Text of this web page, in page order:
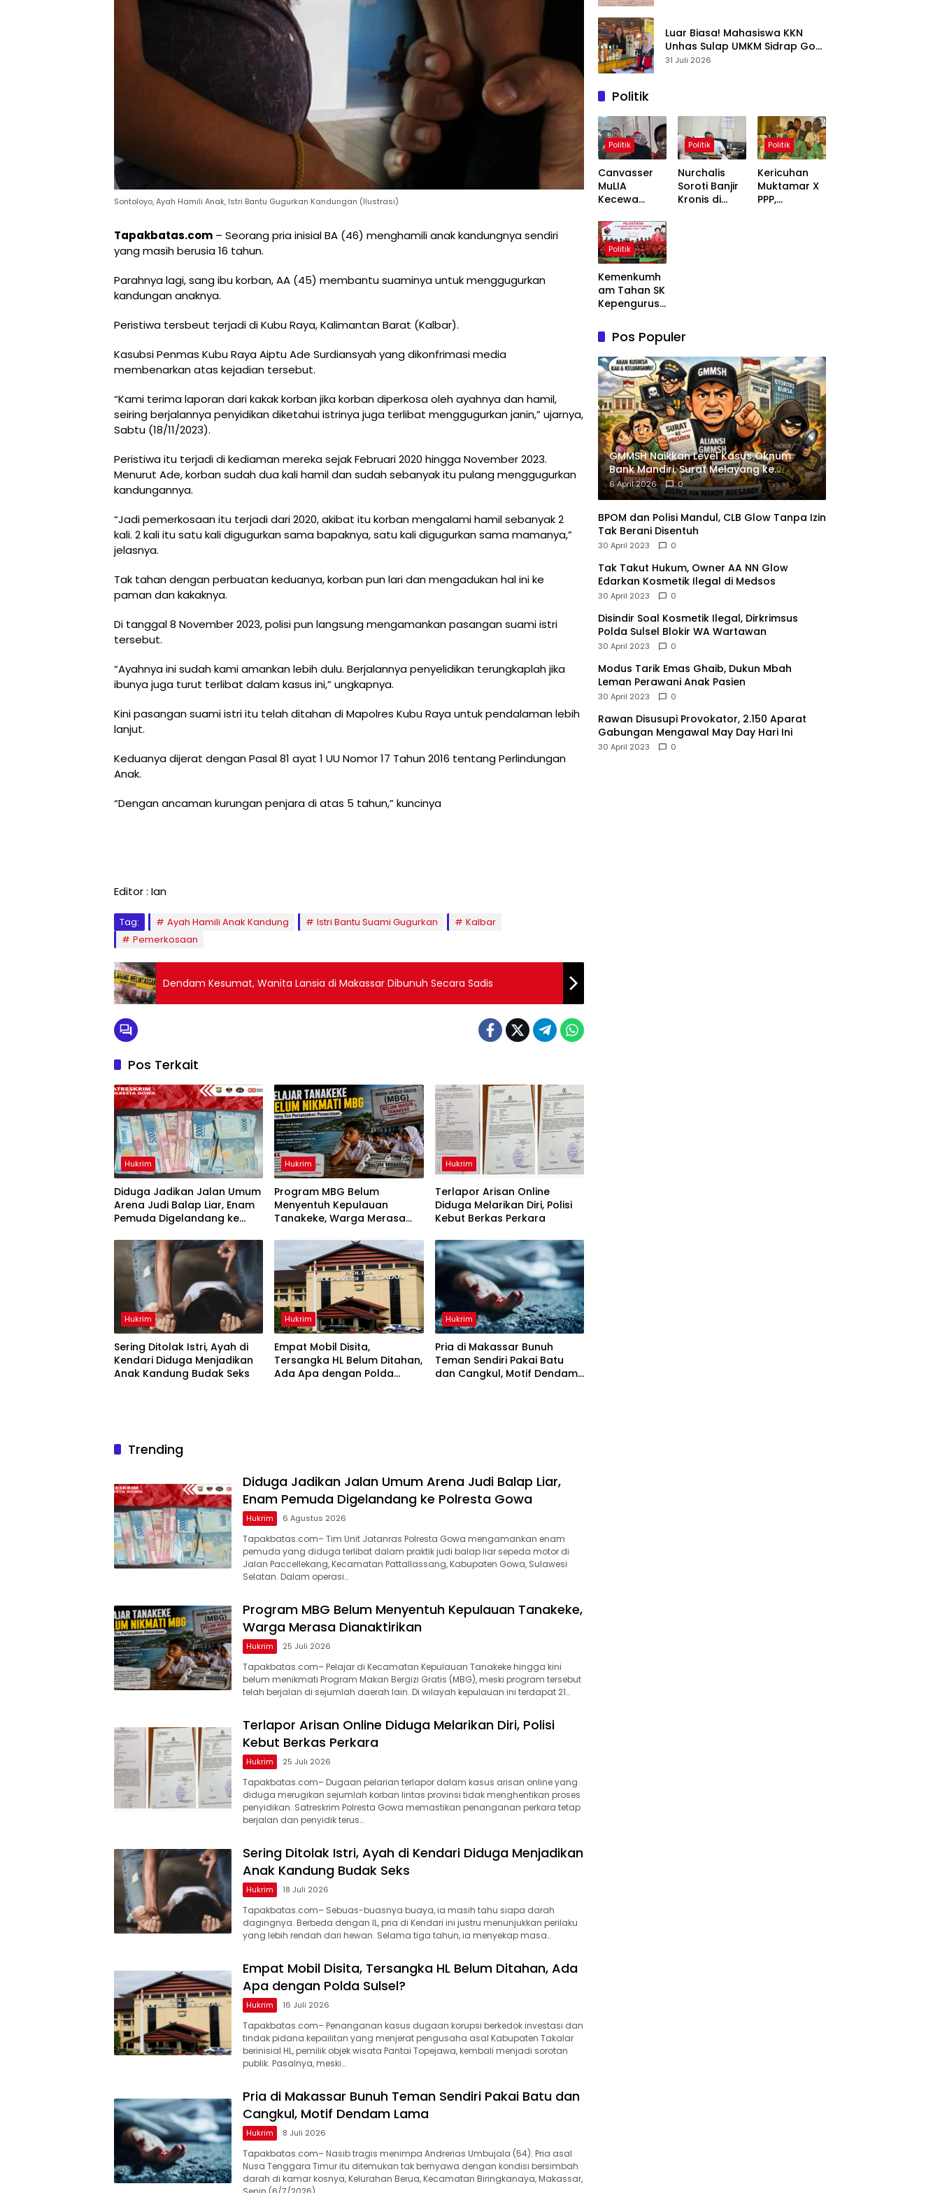
Sontoloyo, Ayah Hamili Anak, Istri Bantu Gugurkan Kandungan (Ilustrasi)
Tapakbatas.com – Seorang pria inisial BA (46) menghamili anak kandungnya sendiri
yang masih berusia 16 tahun.
Parahnya lagi, sang ibu korban, AA (45) membantu suaminya untuk menggugurkan
kandungan anaknya.
Peristiwa tersbeut terjadi di Kubu Raya, Kalimantan Barat (Kalbar).
Kasubsi Penmas Kubu Raya Aiptu Ade Surdiansyah yang dikonfrimasi media
membenarkan atas kejadian tersebut.
“Kami terima laporan dari kakak korban jika korban diperkosa oleh ayahnya dan hamil,
seiring berjalannya penyidikan diketahui istrinya juga terlibat menggugurkan janin,” ujarnya,
Sabtu (18/11/2023).
Peristiwa itu terjadi di kediaman mereka sejak Februari 2020 hingga November 2023.
Menurut Ade, korban sudah dua kali hamil dan sudah sebanyak itu pulang menggugurkan
kandungannya.
“Jadi pemerkosaan itu terjadi dari 2020, akibat itu korban mengalami hamil sebanyak 2
kali. 2 kali itu satu kali digugurkan sama bapaknya, satu kali digugurkan sama mamanya,”
jelasnya.
Tak tahan dengan perbuatan keduanya, korban pun lari dan mengadukan hal ini ke
paman dan kakaknya.
Di tanggal 8 November 2023, polisi pun langsung mengamankan pasangan suami istri
tersebut.
“Ayahnya ini sudah kami amankan lebih dulu. Berjalannya penyelidikan terungkaplah jika
ibunya juga turut terlibat dalam kasus ini,” ungkapnya.
Kini pasangan suami istri itu telah ditahan di Mapolres Kubu Raya untuk pendalaman lebih
lanjut.
Keduanya dijerat dengan Pasal 81 ayat 1 UU Nomor 17 Tahun 2016 tentang Perlindungan
Anak.
“Dengan ancaman kurungan penjara di atas 5 tahun,” kuncinya
Editor : Ian
Tag: Ayah Hamili Anak Kandung Istri Bantu Suami Gugurkan
Kalbar
Pemerkosaan
Dendam Kesumat, Wanita Lansia di Makassar Dibunuh Secara Sadis
Pos Terkait
Hukrim
Diduga Jadikan Jalan Umum
Arena Judi Balap Liar, Enam
Pemuda Digelandang ke
Hukrim
Program MBG Belum
Menyentuh Kepulauan
Tanakeke, Warga Merasa
Hukrim
Terlapor Arisan Online
Diduga Melarikan Diri, Polisi
Kebut Berkas Perkara
Hukrim
Sering Ditolak Istri, Ayah di
Kendari Diduga Menjadikan
Anak Kandung Budak Seks
Hukrim
Empat Mobil Disita,
Tersangka HL Belum Ditahan,
Ada Apa dengan Polda
Hukrim
Pria di Makassar Bunuh
Teman Sendiri Pakai Batu
dan Cangkul, Motif Dendam
Trending
Diduga Jadikan Jalan Umum Arena Judi Balap Liar,
Enam Pemuda Digelandang ke Polresta Gowa
Hukrim 6 Agustus 2026
Tapakbatas.com– Tim Unit Jatanras Polresta Gowa mengamankan enam
pemuda yang diduga terlibat dalam praktik judi balap liar sepeda motor di
Jalan Paccellekang, Kecamatan Pattallassang, Kabupaten Gowa, Sulawesi
Selatan. Dalam operasi…
Program MBG Belum Menyentuh Kepulauan Tanakeke,
Warga Merasa Dianaktirikan
Hukrim 25 Juli 2026
Tapakbatas.com– Pelajar di Kecamatan Kepulauan Tanakeke hingga kini
belum menikmati Program Makan Bergizi Gratis (MBG), meski program tersebut
telah berjalan di sejumlah daerah lain. Di wilayah kepulauan ini terdapat 21…
Terlapor Arisan Online Diduga Melarikan Diri, Polisi
Kebut Berkas Perkara
Hukrim 25 Juli 2026
Tapakbatas.com– Dugaan pelarian terlapor dalam kasus arisan online yang
diduga merugikan sejumlah korban lintas provinsi tidak menghentikan proses
penyidikan. Satreskrim Polresta Gowa memastikan penanganan perkara tetap
berjalan dan penyidik terus…
Sering Ditolak Istri, Ayah di Kendari Diduga Menjadikan
Anak Kandung Budak Seks
Hukrim 18 Juli 2026
Tapakbatas.com– Sebuas-buasnya buaya, ia masih tahu siapa darah
dagingnya. Berbeda dengan IL, pria di Kendari ini justru menunjukkan perilaku
yang lebih rendah dari hewan. Selama tiga tahun, ia menyekap masa…
Empat Mobil Disita, Tersangka HL Belum Ditahan, Ada
Apa dengan Polda Sulsel?
Hukrim 16 Juli 2026
Tapakbatas.com– Penanganan kasus dugaan korupsi berkedok investasi dan
tindak pidana kepailitan yang menjerat pengusaha asal Kabupaten Takalar
berinisial HL, pemilik objek wisata Pantai Topejawa, kembali menjadi sorotan
publik. Pasalnya, meski…
Pria di Makassar Bunuh Teman Sendiri Pakai Batu dan
Cangkul, Motif Dendam Lama
Hukrim 8 Juli 2026
Tapakbatas.com– Nasib tragis menimpa Andrerias Umbujala (54). Pria asal
Nusa Tenggara Timur itu ditemukan tak bernyawa dengan kondisi bersimbah
darah di kamar kosnya, Kelurahan Berua, Kecamatan Biringkanaya, Makassar,
Luar Biasa! Mahasiswa KKN
Unhas Sulap UMKM Sidrap Go
Digital dalam Hitungan Hari
31 Juli 2026
Politik
Politik
Canvasser
MuLIA
Kecewa
Respons
Appi Soal
RT/RW Dinilai
Menyinggung
Politik
Nurchalis
Soroti Banjir
Kronis di
Politik
Kericuhan
Muktamar X
PPP,
Politik
Kemenkumh
am Tahan SK
Kepengurusa
Tunggu
Kelengkapan
Administrasi
Pos Populer
GMMSH Naikkan Level Kasus Oknum
Bank Mandiri, Surat Melayang ke
Presiden
6 April 2026 0
BPOM dan Polisi Mandul, CLB Glow Tanpa Izin
Tak Berani Disentuh
30 April 2023 0
Tak Takut Hukum, Owner AA NN Glow
Edarkan Kosmetik Ilegal di Medsos
30 April 2023 0
Disindir Soal Kosmetik Ilegal, Dirkrimsus
Polda Sulsel Blokir WA Wartawan
30 April 2023 0
Modus Tarik Emas Ghaib, Dukun Mbah
Leman Perawani Anak Pasien
30 April 2023 0
Rawan Disusupi Provokator, 2.150 Aparat
Gabungan Mengawal May Day Hari Ini
30 April 2023 0